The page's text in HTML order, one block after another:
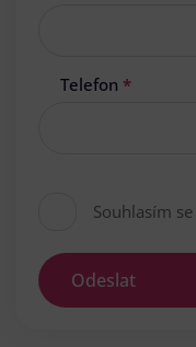
Telefon *
Souhlasím se
Odeslat